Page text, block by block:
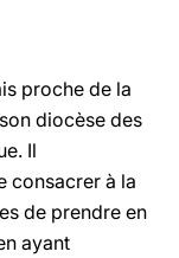
proche de la
diocèse des
Il
consacrer à la
de prendre en
ayant